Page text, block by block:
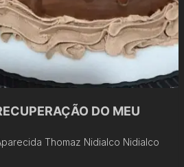
DO MEU
Thomaz Nidialco Nidialco